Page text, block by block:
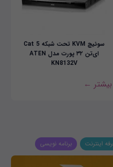
سوئیچ KVM تحت شبکه Cat 5
ای‌تن ۳۲ پورت مدل ATEN
KN8132V
←
اینترنت برنامه نویسی